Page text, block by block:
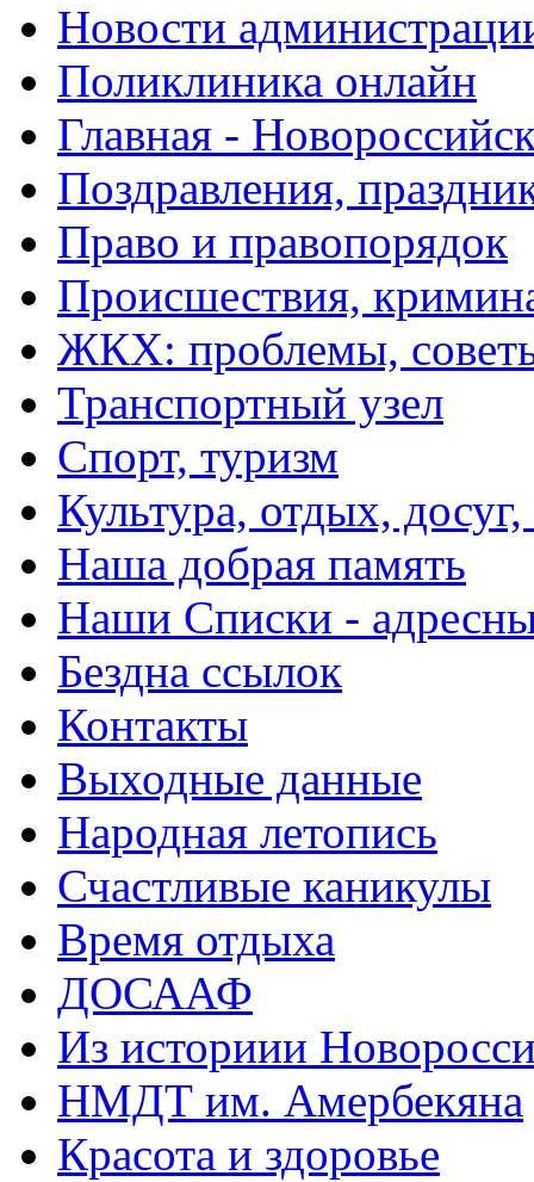
Новости
Поликлиника онлайн
Главная -
Поздравления,
Право и правопорядок
Происшествия,
ЖКХ: проблемы,
Транспортный узел
Спорт, туризм
Культура, отдых,
Наша добрая память
Наши Списки -
Бездна ссылок
Контакты
Выходные данные
Народная летопись
Счастливые каникулы
Время отдыха
ДОСААФ
Из историии
НМДТ им. Амербекяна
Красота и здоровье